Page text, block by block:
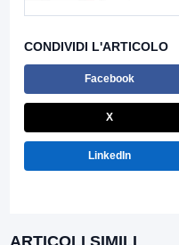
CONDIVIDI L'ARTICOLO
Facebook
X
LinkedIn